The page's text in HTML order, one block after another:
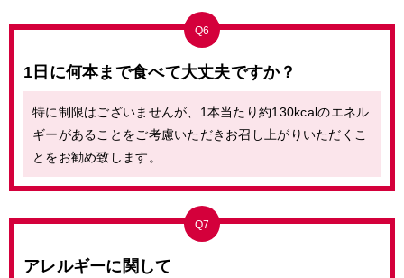
Q6
1日に何本まで食べて大丈夫ですか？
特に制限はございませんが、1本当たり約130kcalのエネル
ギーがあることをご考慮いただきお召し上がりいただくこ
とをお勧め致します。
Q7
アレルギーに関して